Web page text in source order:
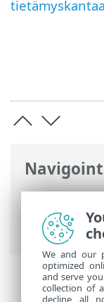
ESET-
Security >
Security
We and our
optimized
and serve
collection of
decline all